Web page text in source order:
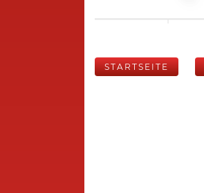
STARTSEITE